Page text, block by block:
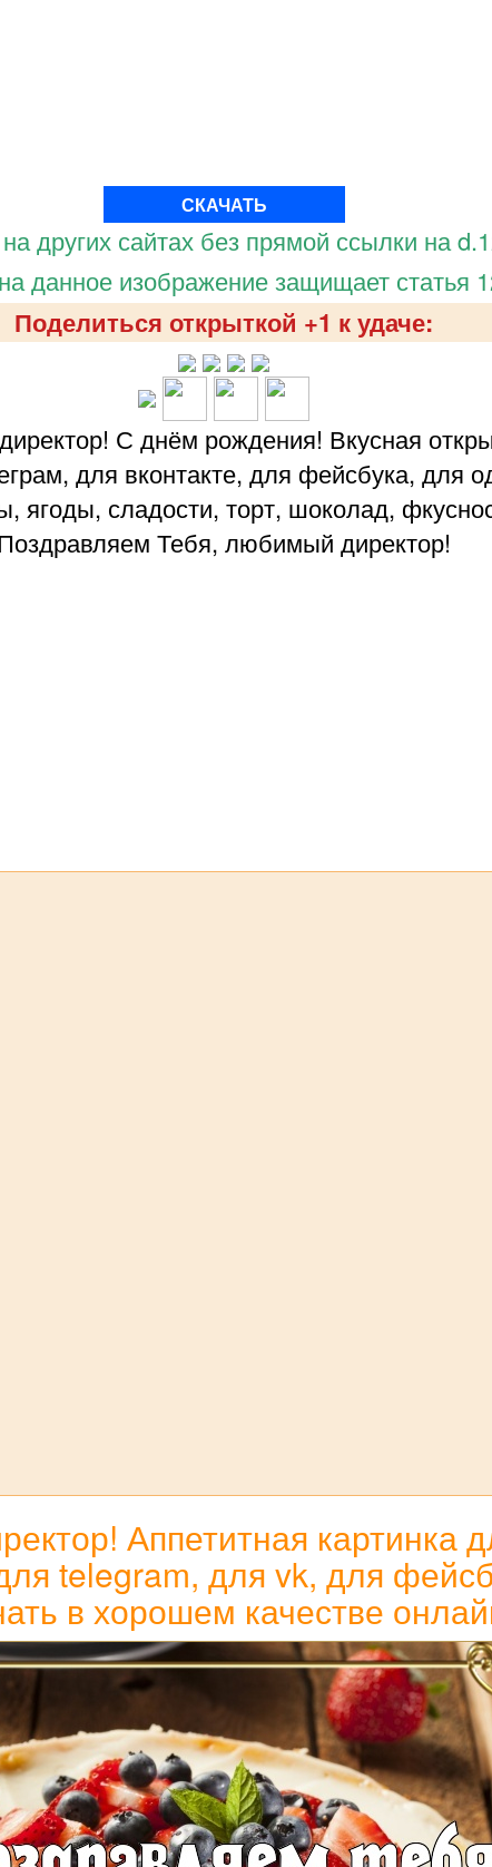
СКАЧАТЬ
других сайтах без прямой ссылки на
данное изображение защищает статья
Поделиться открыткой +1 к удаче:
С днём рождения! Вкусная
для вконтакте, для фейсбука, для
ягоды, сладости, торт, шоколад,
Тебя, любимый директор!
Аппетитная картинка
telegram, для vk, для
в хорошем качестве